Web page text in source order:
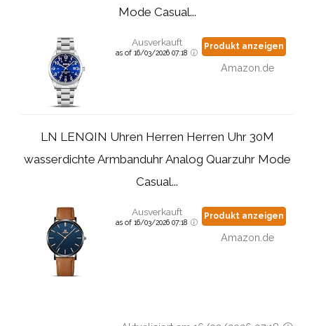
Mode Casual...
Ausverkauft
as of 16/03/2026 07:18
Produkt anzeigen
Amazon.de
LN LENQIN Uhren Herren Herren Uhr 30M
wasserdichte Armbanduhr Analog Quarzuhr Mode
Casual...
Ausverkauft
as of 16/03/2026 07:18
Produkt anzeigen
Amazon.de